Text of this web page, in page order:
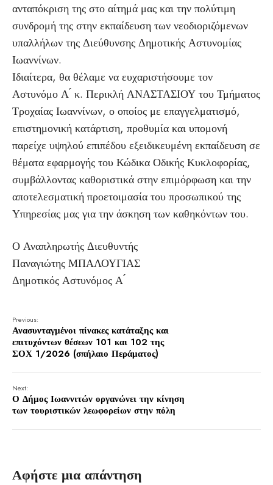
ανταπόκριση της στο αίτημά μας και την πολύτιμη
συνδρομή της στην εκπαίδευση των νεοδιοριζόμενων
υπαλλήλων της Διεύθυνσης Δημοτικής Αστυνομίας
Ιωαννίνων.
Ιδιαίτερα, θα θέλαμε να ευχαριστήσουμε τον
Αστυνόμο Α ́ κ. Περικλή ΑΝΑΣΤΑΣΙΟΥ του Τμήματος
Τροχαίας Ιωαννίνων, ο οποίος με επαγγελματισμό,
επιστημονική κατάρτιση, προθυμία και υπομονή
παρείχε υψηλού επιπέδου εξειδικευμένη εκπαίδευση σε
θέματα εφαρμογής του Κώδικα Οδικής Κυκλοφορίας,
συμβάλλοντας καθοριστικά στην επιμόρφωση και την
αποτελεσματική προετοιμασία του προσωπικού της
Υπηρεσίας μας για την άσκηση των καθηκόντων του.
Ο Αναπληρωτής Διευθυντής
Παναγιώτης ΜΠΑΛΟΥΓΙΑΣ
Δημοτικός Αστυνόμος Α ́
Previous:
Ανασυνταγμένοι πίνακες κατάταξης και
επιτυχόντων θέσεων 101 και 102 της
ΣΟΧ 1/2026 (σπήλαιο Περάματος)
Next:
Ο Δήμος Ιωαννιτών οργανώνει την κίνηση
των τουριστικών λεωφορείων στην πόλη
Αφήστε μια απάντηση